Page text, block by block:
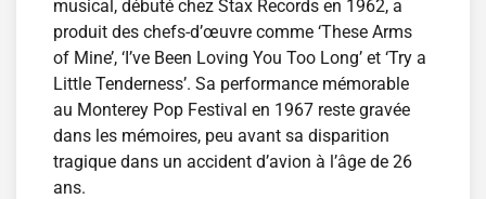
musical, débuté chez Stax Records en 1962, a
produit des chefs-d’œuvre comme ‘These Arms
of Mine’, ‘I’ve Been Loving You Too Long’ et ‘Try a
Little Tenderness’. Sa performance mémorable
au Monterey Pop Festival en 1967 reste gravée
dans les mémoires, peu avant sa disparition
tragique dans un accident d’avion à l’âge de 26
ans.